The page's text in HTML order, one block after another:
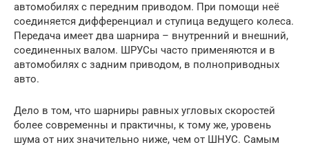
автомобилях с передним приводом. При помощи неё
соединяется дифференциал и ступица ведущего колеса.
Передача имеет два шарнира – внутренний и внешний,
соединенных валом. ШРУСы часто применяются и в
автомобилях с задним приводом, в полноприводных
авто.
Дело в том, что шарниры равных угловых скоростей
более современны и практичны, к тому же, уровень
шума от них значительно ниже, чем от ШНУС. Самым